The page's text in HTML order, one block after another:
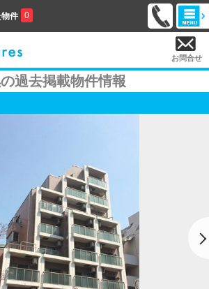
件 0
お問合せ
過去掲載物件情報